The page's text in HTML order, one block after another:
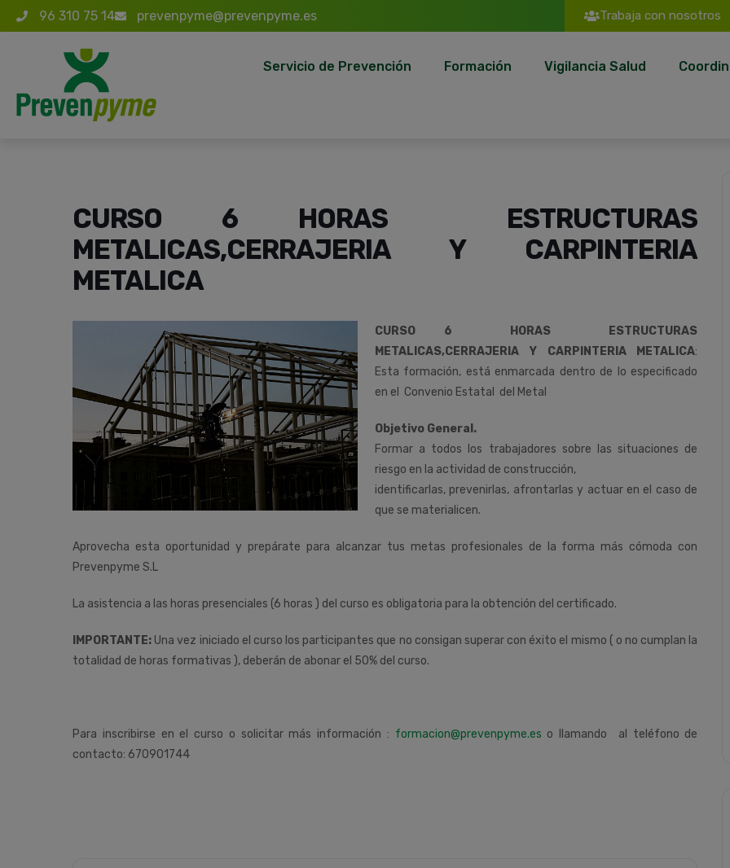
96 310 75 14 prevenpyme@prevenpyme.es Trabaja con nosotros
Servicio de Prevención Formación Vigilancia Salud
CURSO 6 HORAS ESTRUCTURAS
METALICAS,CERRAJERIA Y CARPINTERIA
METALICA
CURSO 6 HORAS ESTRUCTURAS
METALICAS,CERRAJERIA Y CARPINTERIA METALICA:
Esta formación, está enmarcada dentro de lo especificado
en el Convenio Estatal del Metal
Objetivo General.
Formar a todos los trabajadores sobre las situaciones de
riesgo en la actividad de construcción,
identificarlas, prevenirlas, afrontarlas y actuar en el caso de
que se materialicen.
Aprovecha esta oportunidad y prepárate para alcanzar tus metas profesionales de la forma más cómoda con
Prevenpyme S.L
La asistencia a las horas presenciales (6 horas ) del curso es obligatoria para la obtención del certificado.
IMPORTANTE: Una vez iniciado el curso los participantes que no consigan superar con éxito el mismo ( o no cumplan la
totalidad de horas formativas ), deberán de abonar el 50% del curso.
Para inscribirse en el curso o solicitar más información : formacion@prevenpyme.es o llamando al teléfono de
contacto: 670901744